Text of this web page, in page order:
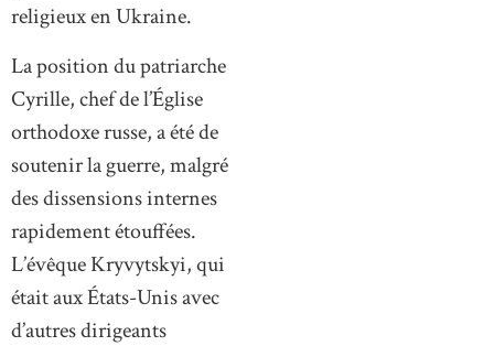
religieux en Ukraine.
La position du patriarche
Cyrille, chef de l’Église
orthodoxe russe, a été de
soutenir la guerre, malgré
des dissensions internes
rapidement étouffées.
L’évêque Kryvytskyi, qui
était aux États-Unis avec
d’autres dirigeants